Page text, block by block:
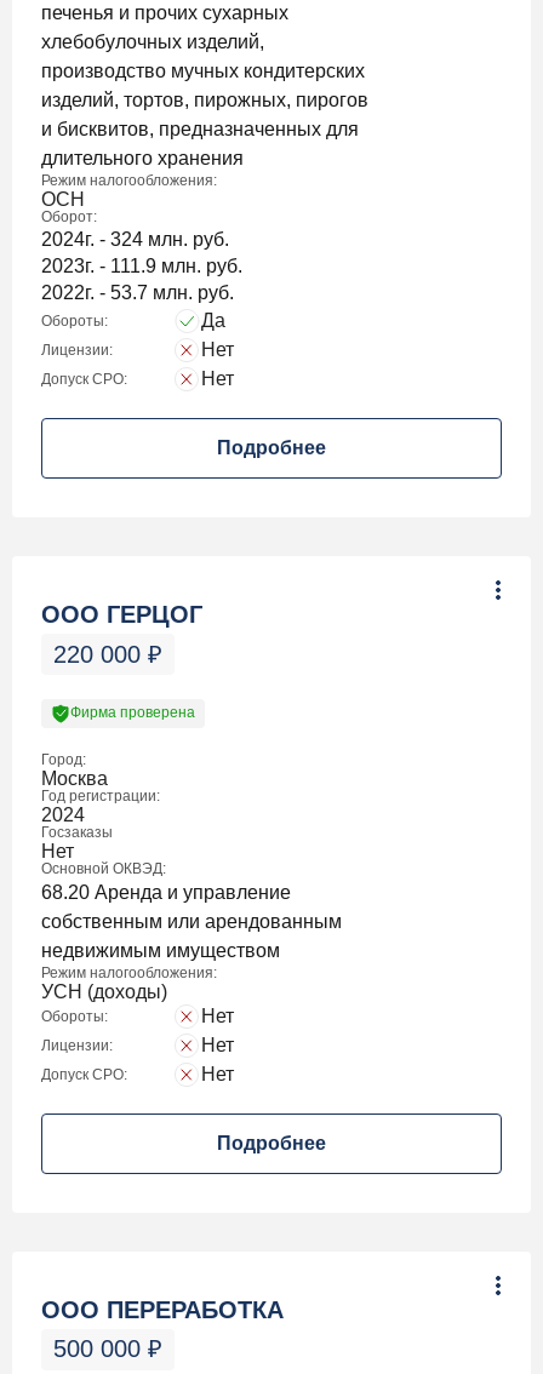
печенья и прочих сухарных
хлебобулочных изделий,
производство мучных кондитерских
изделий, тортов, пирожных, пирогов
и бисквитов, предназначенных для
длительного хранения
Режим налогообложения:
ОСН
Оборот:
2024г. - 324 млн. руб.
2023г. - 111.9 млн. руб.
2022г. - 53.7 млн. руб.
Обороты: Да
Лицензии: Нет
Допуск СРО: Нет
Подробнее
ООО ГЕРЦОГ
220 000 ₽
Фирма проверена
Город:
Москва
Год регистрации:
2024
Госзаказы
Нет
Основной ОКВЭД:
68.20 Аренда и управление
собственным или арендованным
недвижимым имуществом
Режим налогообложения:
УСН (доходы)
Обороты: Нет
Лицензии: Нет
Допуск СРО: Нет
Подробнее
ООО ПЕРЕРАБОТКА
500 000 ₽